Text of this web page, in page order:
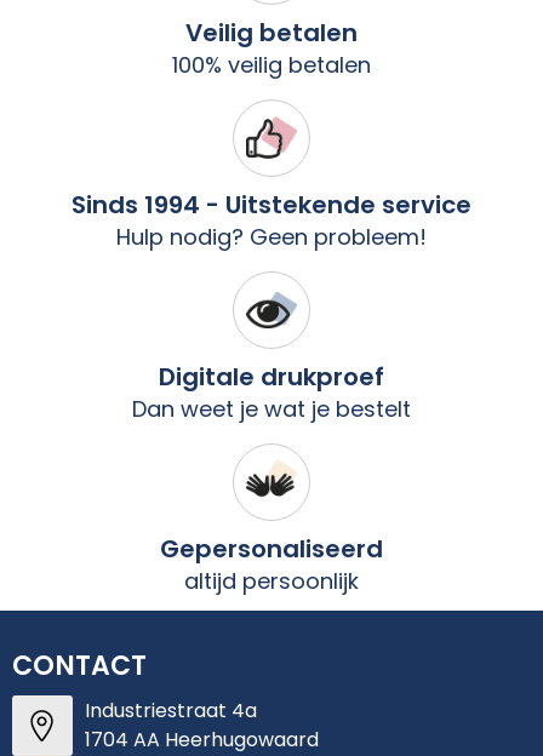
Veilig betalen
100% veilig betalen
Sinds 1994 - Uitstekende service
Hulp nodig? Geen probleem!
Digitale drukproef
Dan weet je wat je bestelt
Gepersonaliseerd
altijd persoonlijk
CONTACT
Industriestraat 4a
1704 AA Heerhugowaard